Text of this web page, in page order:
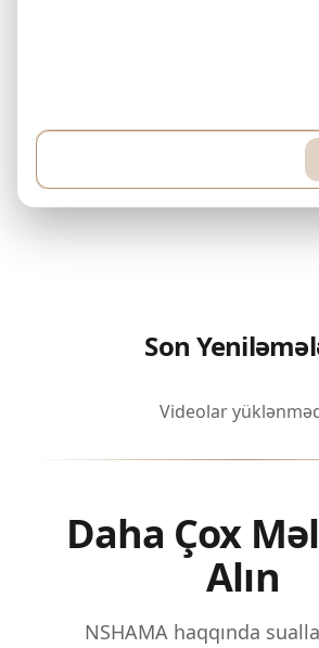
Son
Videolar
Daha Çox
Alın
NSHAMA haqqında